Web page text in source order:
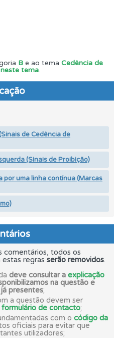
B e ao tema Cedência de
tema.
de Cedência de
(Sinais de Proibição)
por uma linha contínua (Marcas
comentários, todos os
regras serão removidos.
deve consultar a explicação
na questão e
presentes;
a questão devem ser
formulário de contacto;
com o código da
oficiais para evitar que
utilizadores;